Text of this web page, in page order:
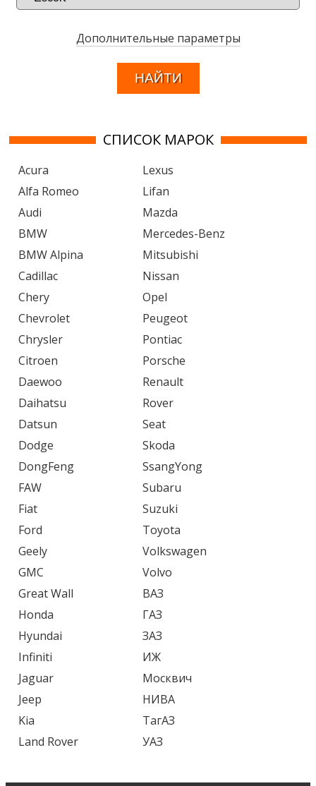
Дополнительные параметры
СПИСОК МАРОК
Acura
Alfa Romeo
Audi
BMW
BMW Alpina
Cadillac
Chery
Chevrolet
Chrysler
Citroen
Daewoo
Daihatsu
Datsun
Dodge
DongFeng
FAW
Fiat
Ford
Geely
GMC
Great Wall
Honda
Hyundai
Infiniti
Jaguar
Jeep
Kia
Land Rover
Lexus
Lifan
Mazda
Mercedes-Benz
Mitsubishi
Nissan
Opel
Peugeot
Pontiac
Porsche
Renault
Rover
Seat
Skoda
SsangYong
Subaru
Suzuki
Toyota
Volkswagen
Volvo
ВАЗ
ГАЗ
ЗАЗ
ИЖ
Москвич
НИВА
ТагАЗ
УАЗ